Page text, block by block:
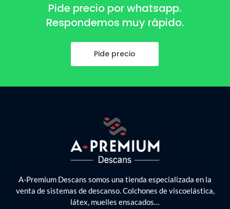
Pide precio por whatsapp.
Respondemos muy rápido.
Pide precio
A-Premium Descans somos una tienda especializada en la
venta de sistemas de descanso. Colchones de viscoelástica,
látex, muelles ensacados…